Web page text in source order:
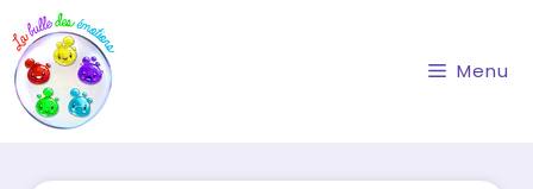
au
contenu
Menu